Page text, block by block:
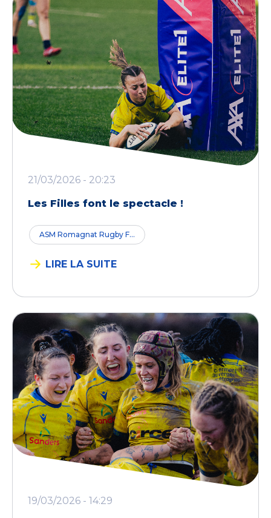
21/03/2026 - 20:23
Les Filles font le spectacle !
ASM Romagnat Rugby F...
LIRE LA SUITE
19/03/2026 - 14:29